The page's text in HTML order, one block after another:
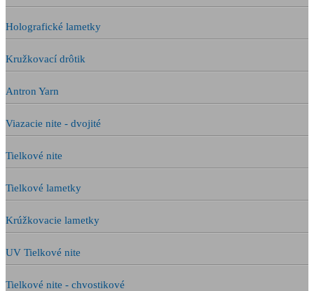
Holografické lametky
Kružkovací drôtik
Antron Yarn
Viazacie nite - dvojité
Tielkové nite
Tielkové lametky
Krúžkovacie lametky
UV Tielkové nite
Tielkové nite - chvostikové